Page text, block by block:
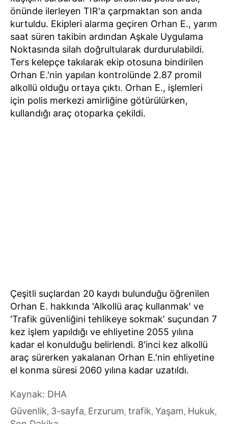
önünde ilerleyen TIR'a çarpmaktan son anda
kurtuldu. Ekipleri alarma geçiren Orhan E., yarım
saat süren takibin ardından Aşkale Uygulama
Noktasında silah doğrultularak durdurulabildi.
Ters kelepçe takılarak ekip otosuna bindirilen
Orhan E.'nin yapılan kontrolünde 2.87 promil
alkollü olduğu ortaya çıktı. Orhan E., işlemleri
için polis merkezi amirliğine götürülürken,
kullandığı araç otoparka çekildi.
Çeşitli suçlardan 20 kaydı bulunduğu öğrenilen
Orhan E. hakkında 'Alkollü araç kullanmak' ve
'Trafik güvenliğini tehlikeye sokmak' suçundan 7
kez işlem yapıldığı ve ehliyetine 2055 yılına
kadar el konulduğu belirlendi. 8'inci kez alkollü
araç sürerken yakalanan Orhan E.'nin ehliyetine
el konma süresi 2060 yılına kadar uzatıldı.
Kaynak: DHA
Güvenlik, 3-sayfa, Erzurum, trafik, Yaşam, Hukuk,